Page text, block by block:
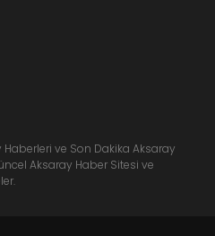
ve Son Dakika Aksaray
Aksaray Haber Sitesi ve